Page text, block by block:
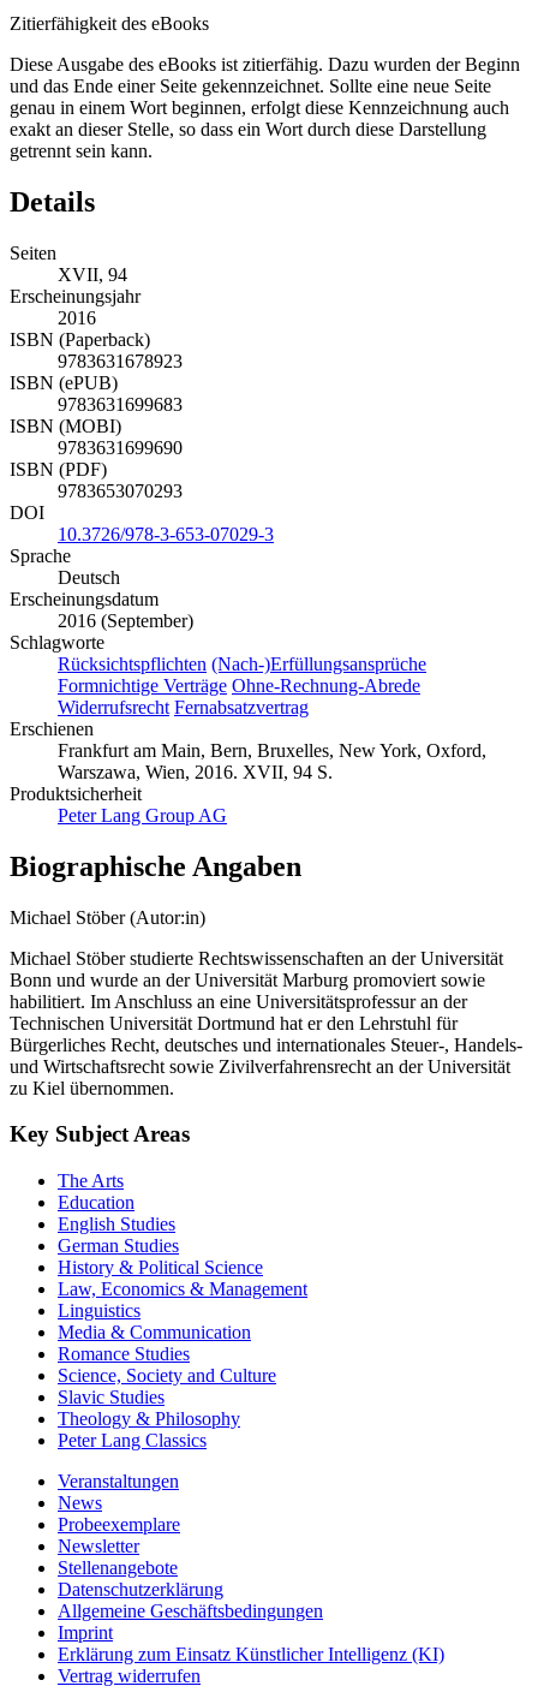
Zitierfähigkeit des eBooks
Diese Ausgabe des eBooks ist zitierfähig. Dazu wurden der Beginn
und das Ende einer Seite gekennzeichnet. Sollte eine neue Seite
genau in einem Wort beginnen, erfolgt diese Kennzeichnung auch
exakt an dieser Stelle, so dass ein Wort durch diese Darstellung
getrennt sein kann.
Details
Seiten
XVII, 94
Erscheinungsjahr
2016
ISBN (Paperback)
9783631678923
ISBN (ePUB)
9783631699683
ISBN (MOBI)
9783631699690
ISBN (PDF)
9783653070293
DOI
10.3726/978-3-653-07029-3
Sprache
Deutsch
Erscheinungsdatum
2016 (September)
Schlagworte
Rücksichtspflichten (Nach-)Erfüllungsansprüche
Formnichtige Verträge Ohne-Rechnung-Abrede
Widerrufsrecht Fernabsatzvertrag
Erschienen
Frankfurt am Main, Bern, Bruxelles, New York, Oxford,
Warszawa, Wien, 2016. XVII, 94 S.
Produktsicherheit
Peter Lang Group AG
Biographische Angaben
Michael Stöber (Autor:in)
Michael Stöber studierte Rechtswissenschaften an der Universität
Bonn und wurde an der Universität Marburg promoviert sowie
habilitiert. Im Anschluss an eine Universitätsprofessur an der
Technischen Universität Dortmund hat er den Lehrstuhl für
Bürgerliches Recht, deutsches und internationales Steuer-, Handels-
und Wirtschaftsrecht sowie Zivilverfahrensrecht an der Universität
zu Kiel übernommen.
Key Subject Areas
The Arts
Education
English Studies
German Studies
History & Political Science
Law, Economics & Management
Linguistics
Media & Communication
Romance Studies
Science, Society and Culture
Slavic Studies
Theology & Philosophy
Peter Lang Classics
Veranstaltungen
News
Probeexemplare
Newsletter
Stellenangebote
Datenschutzerklärung
Allgemeine Geschäftsbedingungen
Imprint
Erklärung zum Einsatz Künstlicher Intelligenz (KI)
Vertrag widerrufen